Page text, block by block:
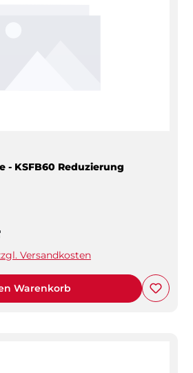
- KSFB60 Reduzierung
Versandkosten
Warenkorb